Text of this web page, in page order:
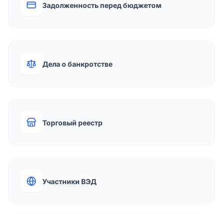
Задолженность перед бюджетом
Дела о банкротстве
Торговый реестр
Участники ВЭД